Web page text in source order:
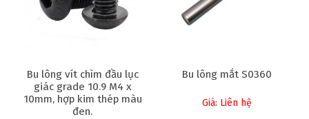
Bu lông vít chìm đầu lục
giác grade 10.9 M4 x
10mm, hợp kim thép màu
đen.
Bu lông mắt S0360
Giá: Liên hệ